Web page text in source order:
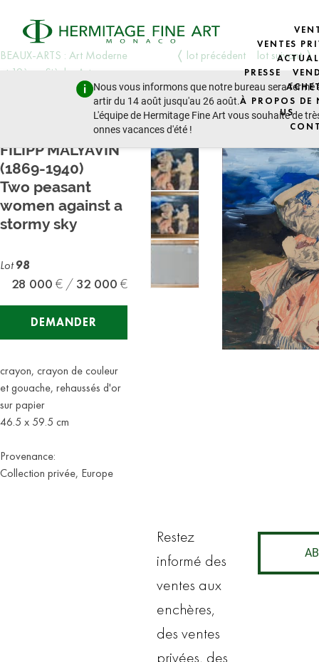
VENTES
PRESSE
À PROPOS DE
US
Nous vous informons que notre bureau sera fermé
artir du 14 août jusqu'au 26 août.
L'équipe de Hermitage Fine Art vous souhaite de
onnes vacances d'été !
BEAUX-ARTS : Art Moderne
et 19ème Siècle, Art
D'europe de L'est, Icônes
jeudi 19 décembre 2024 - 14:30
lot précédent lot suivant
FILIPP MALYAVIN
(1869-1940)
Two peasant
women against a
stormy sky
Lot98
28 000 32 000
DEMANDER
crayon, crayon de couleur
et gouache, rehaussés d'or
sur papier
46.5 x 59.5 cm
Provenance:
Collection privée, Europe
Restez
informé des
ventes aux
enchères,
des ventes
privées, des